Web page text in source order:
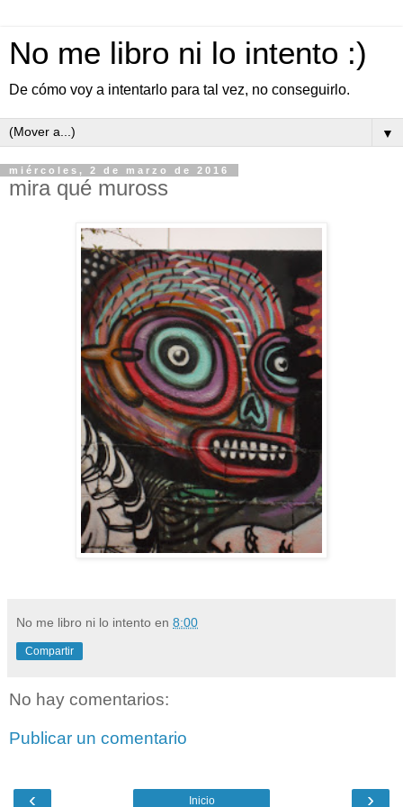
No me libro ni lo intento :)
De cómo voy a intentarlo para tal vez, no conseguirlo.
▼
miércoles, 2 de marzo de 2016
mira qué muross
No me libro ni lo intento en 8:00
Compartir
No hay comentarios:
Publicar un comentario
‹ ›
Inicio